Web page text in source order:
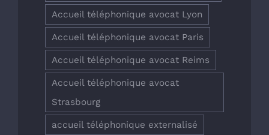
Accueil téléphonique avocat Lyon
Accueil téléphonique avocat Paris
Accueil téléphonique avocat Reims
Accueil téléphonique avocat
Strasbourg
accueil téléphonique externalisé